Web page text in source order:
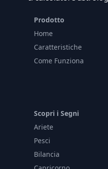
Prodotto
Home
Caratteristiche
Come Funziona
Scopri i Segni
Ariete
Pesci
Bilancia